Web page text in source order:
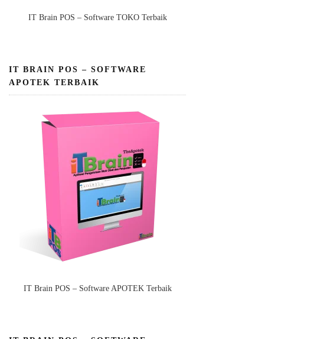
IT Brain POS – Software TOKO Terbaik
IT BRAIN POS – SOFTWARE
APOTEK TERBAIK
IT Brain POS – Software APOTEK Terbaik